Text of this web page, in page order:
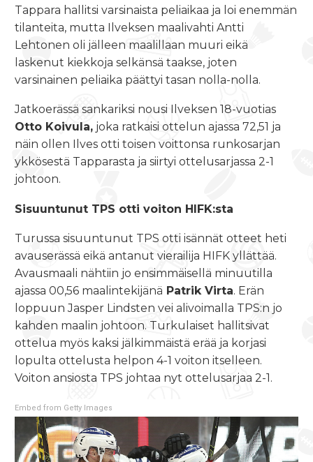
Tappara hallitsi varsinaista peliaikaa ja loi enemmän
tilanteita, mutta Ilveksen maalivahti Antti
Lehtonen oli jälleen maalillaan muuri eikä
laskenut kiekkoja selkänsä taakse, joten
varsinainen peliaika päättyi tasan nolla-nolla.
Jatkoerässä sankariksi nousi Ilveksen 18-vuotias
Otto Koivula, joka ratkaisi ottelun ajassa 72,51 ja
näin ollen Ilves otti toisen voittonsa runkosarjan
ykkösestä Tapparasta ja siirtyi ottelusarjassa 2-1
johtoon.
Sisuuntunut TPS otti voiton HIFK:sta
Turussa sisuuntunut TPS otti isännät otteet heti
avauserässä eikä antanut vierailija HIFK yllättää.
Avausmaali nähtiin jo ensimmäisellä minuutilla
ajassa 00,56 maalintekijänä Patrik Virta. Erän
loppuun Jasper Lindsten vei alivoimalla TPS:n jo
kahden maalin johtoon. Turkulaiset hallitsivat
ottelua myös kaksi jälkimmäistä erää ja korjasi
lopulta ottelusta helpon 4-1 voiton itselleen.
Voiton ansiosta TPS johtaa nyt ottelusarjaa 2-1.
Embed from Getty Images